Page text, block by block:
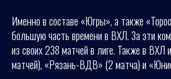
Именно в составе «Югры», а также
большую часть времени в ВХЛ. За эти
из своих 238 матчей в лиге. Также в ВХЛ
матчей), «Рязань-ВДВ» (2 матча) и